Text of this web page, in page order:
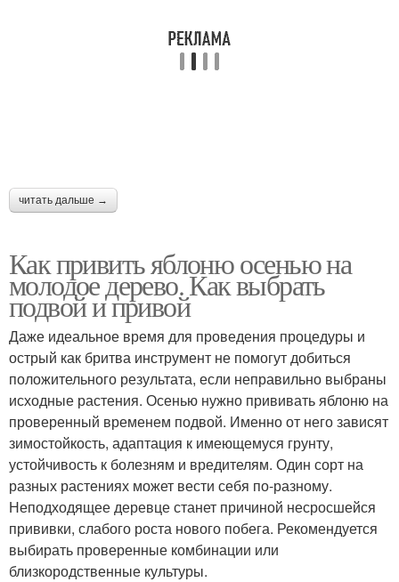
читать дальше →
Как привить яблоню осенью на
молодое дерево. Как выбрать
подвой и привой
Даже идеальное время для проведения процедуры и
острый как бритва инструмент не помогут добиться
положительного результата, если неправильно выбраны
исходные растения. Осенью нужно прививать яблоню на
проверенный временем подвой. Именно от него зависят
зимостойкость, адаптация к имеющемуся грунту,
устойчивость к болезням и вредителям. Один сорт на
разных растениях может вести себя по-разному.
Неподходящее деревце станет причиной несросшейся
прививки, слабого роста нового побега. Рекомендуется
выбирать проверенные комбинации или
близкородственные культуры.